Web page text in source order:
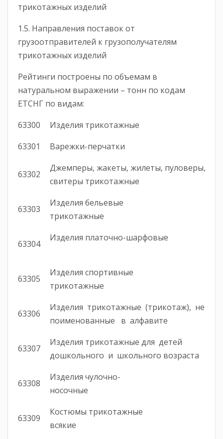
трикотажных изделий
1.5. Направления поставок от
грузоотправителей к грузополучателям
трикотажных изделий
Рейтинги построены по объемам в
натуральном выражении – тонн по кодам
ЕТСНГ по видам:
63300
Изделия трикотажные
63301
Варежки-перчатки
63302
Джемперы, жакеты, жилеты, пуловеры,
свитеры трикотажные
63303
Изделия бельевые
трикотажные
63304
Изделия платочно-шарфовые
63305
Изделия спортивные
трикотажные
63306
Изделия трикотажные (трикотаж), не
поименованные в алфавите
63307
Изделия трикотажные для детей
дошкольного и школьного возраста
63308
Изделия чулочно-
носочные
63309
Костюмы трикотажные
всякие